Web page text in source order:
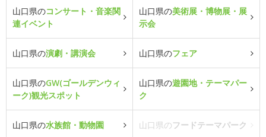
山口県のコンサート・音楽関
連イベント
山口県の美術展・博物展・展
示会
山口県の演劇・講演会 山口県のフェア
山口県のGW(ゴールデンウィ
ーク)観光スポット
山口県の遊園地・テーマパー
ク
山口県の水族館・動物園 山口県のフードテーマパーク